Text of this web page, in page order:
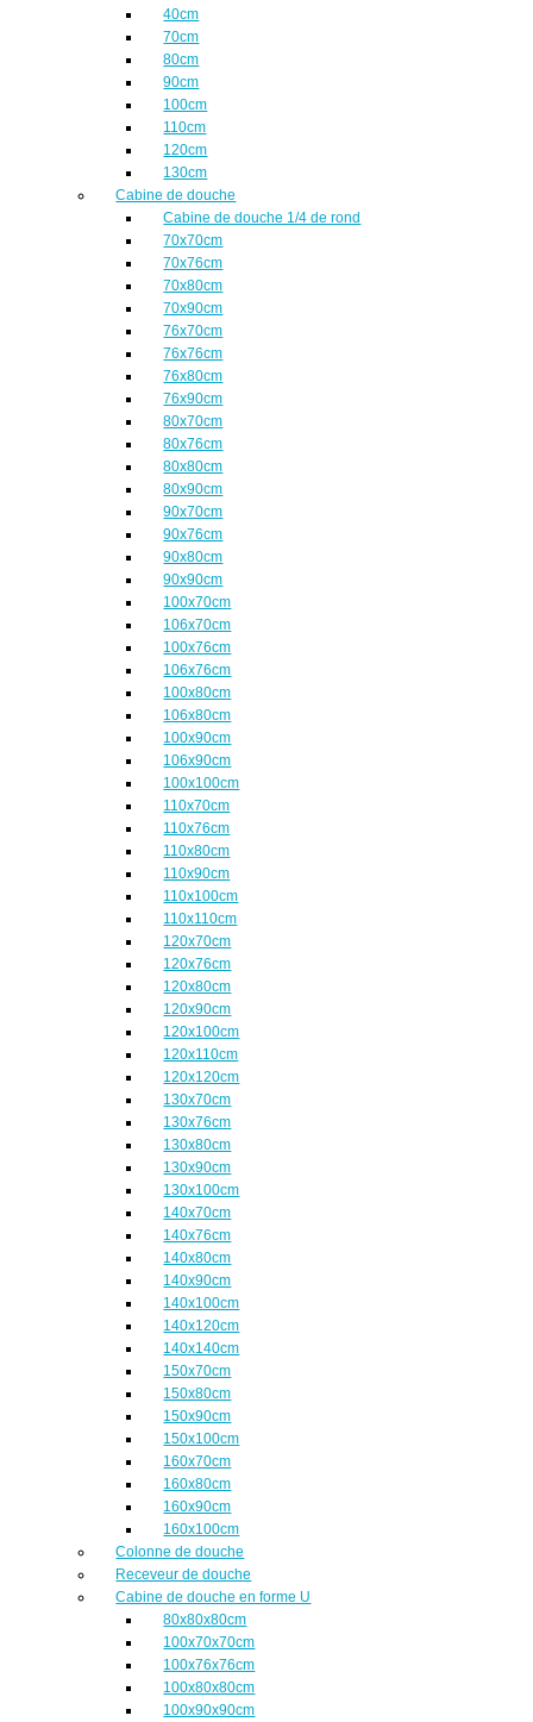
40cm
70cm
80cm
90cm
100cm
110cm
120cm
130cm
Cabine de douche
Cabine de douche 1/4 de rond
70x70cm
70x76cm
70x80cm
70x90cm
76x70cm
76x76cm
76x80cm
76x90cm
80x70cm
80x76cm
80x80cm
80x90cm
90x70cm
90x76cm
90x80cm
90x90cm
100x70cm
106x70cm
100x76cm
106x76cm
100x80cm
106x80cm
100x90cm
106x90cm
100x100cm
110x70cm
110x76cm
110x80cm
110x90cm
110x100cm
110x110cm
120x70cm
120x76cm
120x80cm
120x90cm
120x100cm
120x110cm
120x120cm
130x70cm
130x76cm
130x80cm
130x90cm
130x100cm
140x70cm
140x76cm
140x80cm
140x90cm
140x100cm
140x120cm
140x140cm
150x70cm
150x80cm
150x90cm
150x100cm
160x70cm
160x80cm
160x90cm
160x100cm
Colonne de douche
Receveur de douche
Cabine de douche en forme U
80x80x80cm
100x70x70cm
100x76x76cm
100x80x80cm
100x90x90cm